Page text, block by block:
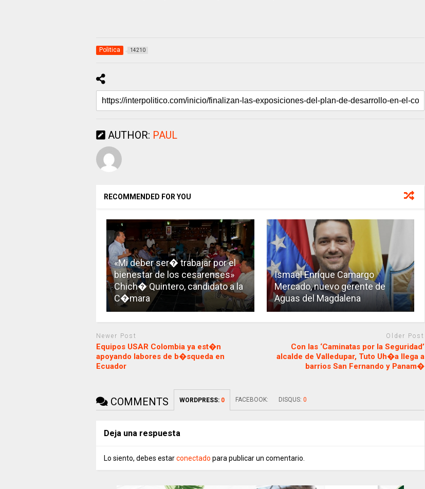
Politica 14210
AUTHOR: PAUL
RECOMMENDED FOR YOU
«Mi deber ser� trabajar por el
bienestar de los cesarenses»
Chich� Quintero, candidato a la
C�mara
Ismael Enrique Camargo
Mercado, nuevo gerente de
Aguas del Magdalena
Newer Post
Equipos USAR Colombia ya est�n
apoyando labores de b�squeda en
Ecuador
Older Post
Con las ‘Caminatas por la Seguridad’
alcalde de Valledupar, Tuto Uh�a llega a
barrios San Fernando y Panam�
COMMENTS WORDPRESS: 0 FACEBOOK: DISQUS: 0
Deja una respuesta
Lo siento, debes estarconectado para publicar un comentario.